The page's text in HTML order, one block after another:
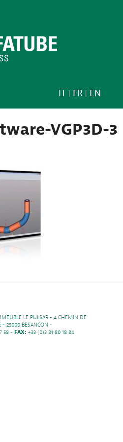
IT FR EN
VGP3D-3
LE PULSAR - 4 CHEMIN DE
- 25000 BESANCON -
58 - FAX: +33 (0)3 81 80 18 84